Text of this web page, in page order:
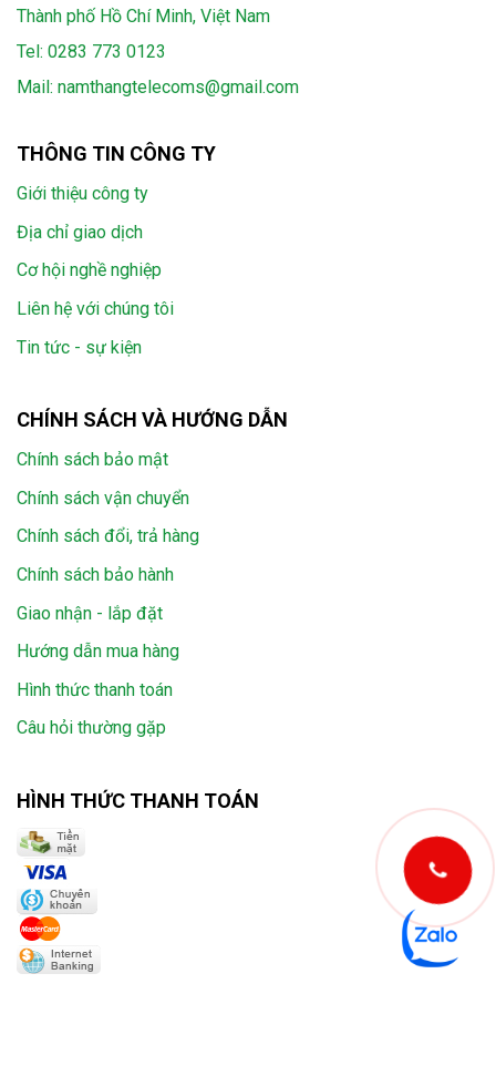
Thành phố Hồ Chí Minh, Việt Nam
Tel: 0283 773 0123
Mail: namthangtelecoms@gmail.com
THÔNG TIN CÔNG TY
Giới thiệu công ty
Địa chỉ giao dịch
Cơ hội nghề nghiệp
Liên hệ với chúng tôi
Tin tức - sự kiện
CHÍNH SÁCH VÀ HƯỚNG DẪN
Chính sách bảo mật
Chính sách vận chuyển
Chính sách đổi, trả hàng
Chính sách bảo hành
Giao nhận - lắp đặt
Hướng dẫn mua hàng
Hình thức thanh toán
Câu hỏi thường gặp
HÌNH THỨC THANH TOÁN